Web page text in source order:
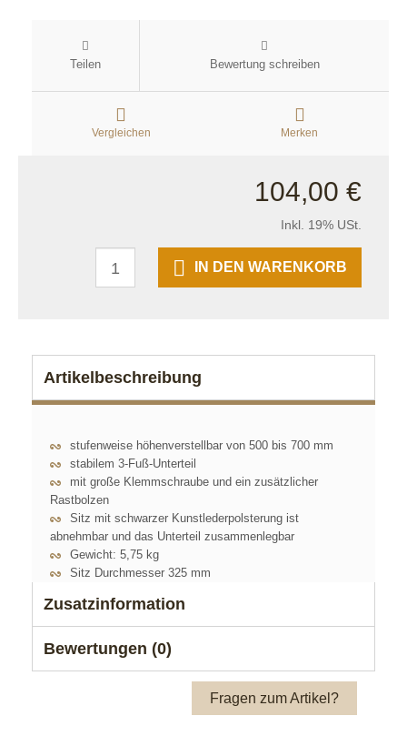
Teilen Bewertung schreiben
Vergleichen Merken
104,00 €
Inkl. 19% USt.
IN DEN WARENKORB
Artikelbeschreibung
stufenweise höhenverstellbar von 500 bis 700 mm
stabilem 3-Fuß-Unterteil
mit große Klemmschraube und ein zusätzlicher
Rastbolzen
Sitz mit schwarzer Kunstlederpolsterung ist
abnehmbar und das Unterteil zusammenlegbar
Gewicht: 5,75 kg
Sitz Durchmesser 325 mm
Zusatzinformation
Bewertungen (0)
Fragen zum Artikel?